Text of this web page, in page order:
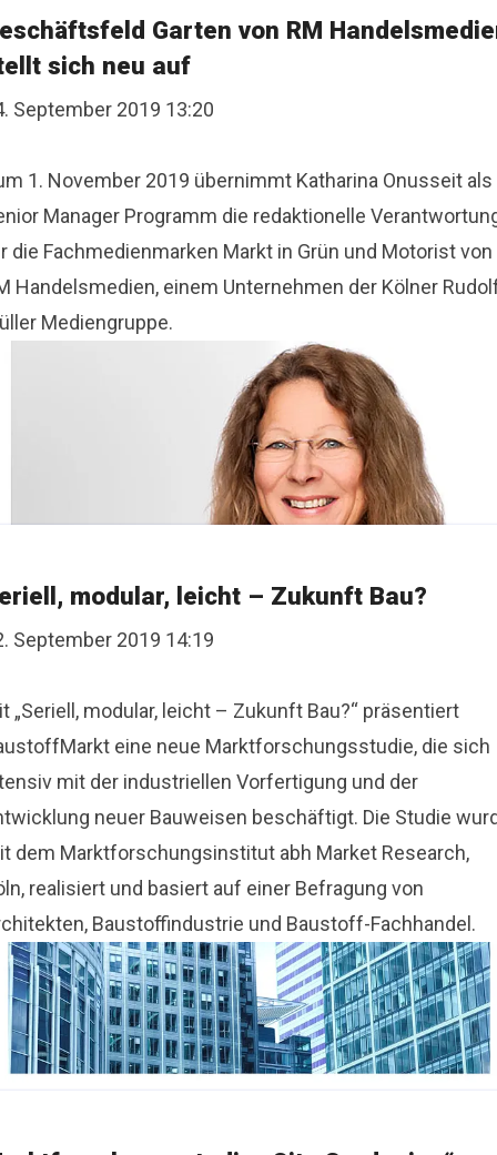
Garten von RM
sich neu auf
September 2019 13:20
1. November 2019 übernimmt Katharina Onusseit als
Manager Programm die redaktionelle
die Fachmedienmarken Markt in Grün und Motorist von
Handelsmedien, einem Unternehmen der Kölner
Mediengruppe.
modular, leicht – Zukunft Bau?
September 2019 14:19
„Seriell, modular, leicht – Zukunft Bau?“ präsentiert
eine neue Marktforschungsstudie, die sich
mit der industriellen Vorfertigung und der
neuer Bauweisen beschäftigt. Die Studie
dem Marktforschungsinstitut abh Market Research,
realisiert und basiert auf einer Befragung von
Baustoffindustrie und Baustoff-Fachhandel.